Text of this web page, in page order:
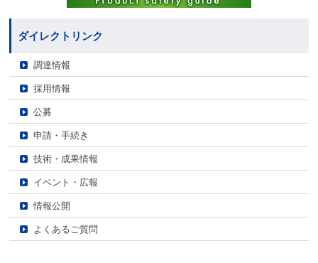
ダイレクトリンク
調達情報
採用情報
公募
申請・手続き
技術・成果情報
イベント・広報
情報公開
よくあるご質問